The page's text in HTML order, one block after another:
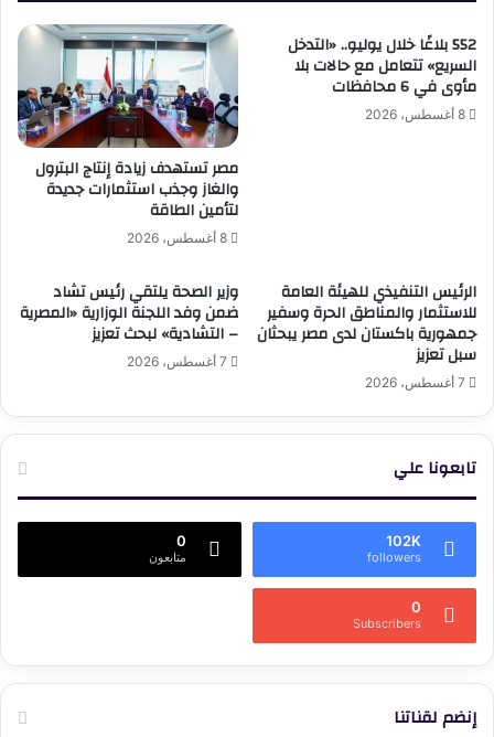
552 بلاغًا خلال يوليو.. «التدخل
السريع» تتعامل مع حالات بلا
مأوى في 6 محافظات
8 أغسطس، 2026
مصر تستهدف زيادة إنتاج البترول
والغاز وجذب استثمارات جديدة
لتأمين الطاقة
8 أغسطس، 2026
الرئيس التنفيذي للهيئة العامة
للاستثمار والمناطق الحرة وسفير
جمهورية باكستان لدى مصر يبحثان
سبل تعزيز
7 أغسطس، 2026
وزير الصحة يلتقي رئيس تشاد
ضمن وفد اللجنة الوزارية «المصرية
– التشادية» لبحث تعزيز
7 أغسطس، 2026
تابعونا علي
102K
followers
0
متابعون
0
Subscribers
إنضم لقناتنا